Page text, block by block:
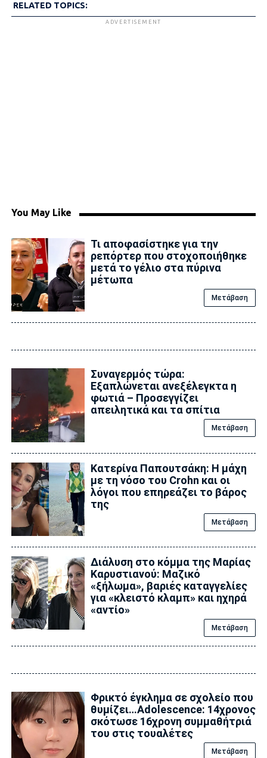
RELATED TOPICS:
ADVERTISEMENT
You May Like
Τι αποφασίστηκε για την
ρεπόρτερ που στοχοποιήθηκε
μετά το γέλιο στα πύρινα
μέτωπα
Μετάβαση
Συναγερμός τώρα:
Εξαπλώνεται ανεξέλεγκτα η
φωτιά – Προσεγγίζει
απειλητικά και τα σπίτια
Μετάβαση
Κατερίνα Παπουτσάκη: Η μάχη
με τη νόσο του Crohn και οι
λόγοι που επηρεάζει το βάρος
της
Μετάβαση
Διάλυση στο κόμμα της Μαρίας
Καρυστιανού: Μαζικό
«ξήλωμα», βαριές καταγγελίες
για «κλειστό κλαμπ» και ηχηρά
«αντίο»
Μετάβαση
Φρικτό έγκλημα σε σχολείο που
θυμίζει…Adolescence: 14χρονος
σκότωσε 16χρονη συμμαθήτριά
του στις τουαλέτες
Μετάβαση